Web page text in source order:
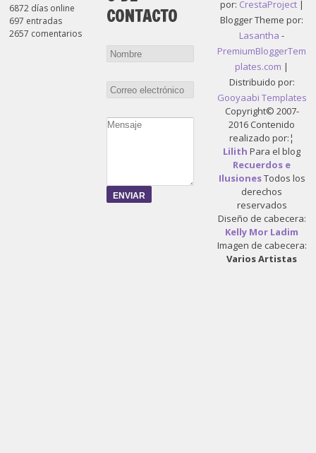
6872 días online
697 entradas
2657 comentarios
CONTACTO
por: CrestaProject|
Blogger Theme por:
Lasantha -
PremiumBloggerTem
plates.com |
Distribuido por:
Gooyaabi Templates
Copyright© 2007-
2016 Contenido
realizado por:¦
Lilith Para el blog
Recuerdos e
IlusionesTodos los
derechos
reservados
Diseño de cabecera:
Kelly Mor Ladim
Imagen de cabecera:
Varios Artistas